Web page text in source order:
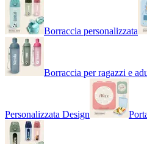
Borraccia personalizzata
Borraccia per ragazzi e
Personalizzata Design